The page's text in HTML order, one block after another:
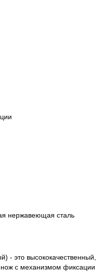
нержавеющая сталь
- это высококачественный,
с механизмом фиксации